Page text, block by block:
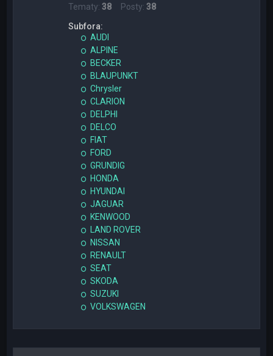
Tematy:38 Posty:38
Subfora:
AUDI
ALPINE
BECKER
BLAUPUNKT
Chrysler
CLARION
DELPHI
DELCO
FIAT
FORD
GRUNDIG
HONDA
HYUNDAI
JAGUAR
KENWOOD
LAND ROVER
NISSAN
RENAULT
SEAT
SKODA
SUZUKI
VOLKSWAGEN